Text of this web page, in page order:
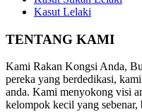
Kasut Lelaki
TENTANG KAMI
Kami Rakan Kongsi Anda,
pereka yang berdedikasi,
anda. Kami menyokong visi
kelompok kecil yang sebenar,